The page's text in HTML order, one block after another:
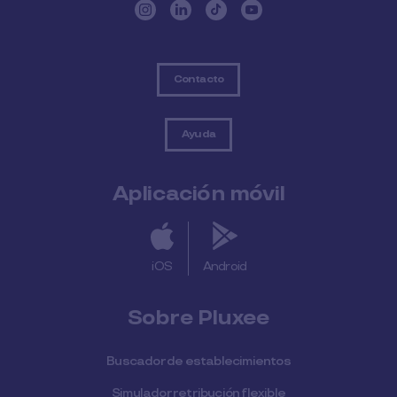
Contacto
Ayuda
Aplicación móvil
iOS Android
Sobre Pluxee
Buscador de establecimientos
Simulador retribución flexible